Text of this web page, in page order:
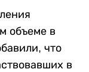
объеме в
что
в